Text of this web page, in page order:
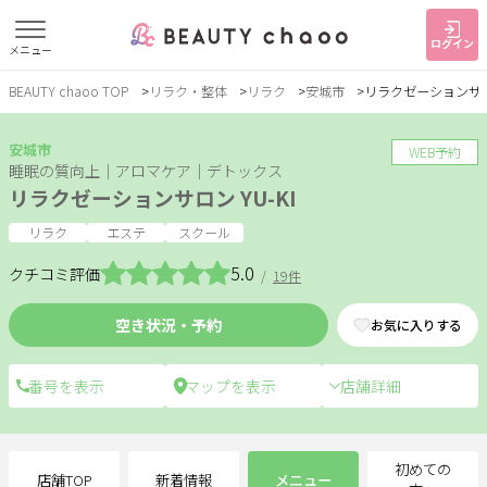
メニュー ログイン
すでに会員の方 はじめてご利用の方
ジャンルで探す
ヘア・メイク ネイル・まつげ エステ
スクール・
トレーニング
BEAUTY chaoo TOP リラク・整体 リラク 安城市 リラクゼーションサ
安城市
睡眠の質向上｜アロマケア｜デトックス
リラクゼーションサロン YU-KI
リラク エステ スクール
空き状況・予約 お気に入りする
クチコミ評価 5.0 / 19件
店舗詳細
WEB予約
店舗TOP 新着情報 メニュー
初めての